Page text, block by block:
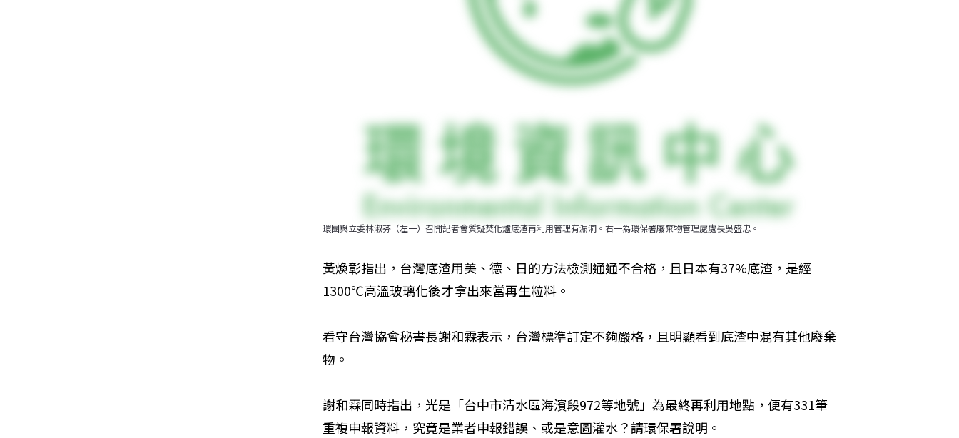
環團與立委林淑芬（左一）召開記者會質疑焚化爐底渣再利用管理有漏洞。右一為環保署廢棄物管理處處長吳盛忠。
黃煥彰指出，台灣底渣用美、德、日的方法檢測通通不合格，且日本有37%底渣，是經
1300℃高溫玻璃化後才拿出來當再生粒料。
看守台灣協會秘書長謝和霖表示，台灣標準訂定不夠嚴格，且明顯看到底渣中混有其他廢棄
物。
謝和霖同時指出，光是「台中市清水區海濱段972等地號」為最終再利用地點，便有331筆
重複申報資料，究竟是業者申報錯誤、或是意圖灌水？請環保署說明。